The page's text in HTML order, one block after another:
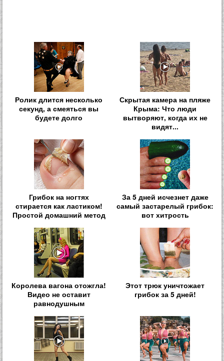
Ролик длится несколько
секунд, а смеяться вы
будете долго
Скрытая камера на пляже
Крыма: Что люди
вытворяют, когда их не
видят...
Грибок на ногтях
стирается как ластиком!
Простой домашний метод
За 5 дней исчезнет даже
самый застарелый грибок:
вот хитрость
Королева вагона отожгла!
Видео не оставит
равнодушным
Этот трюк уничтожает
грибок за 5 дней!